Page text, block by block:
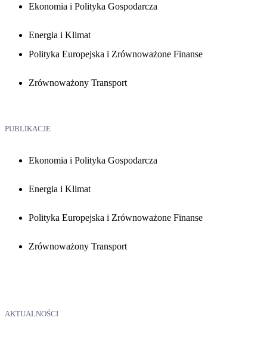
Ekonomia i Polityka Gospodarcza
Energia i Klimat
Polityka Europejska i Zrównoważone Finanse
Zrównoważony Transport
PUBLIKACJE
Ekonomia i Polityka Gospodarcza
Energia i Klimat
Polityka Europejska i Zrównoważone Finanse
Zrównoważony Transport
AKTUALNOŚCI